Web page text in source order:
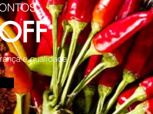
e qualidade